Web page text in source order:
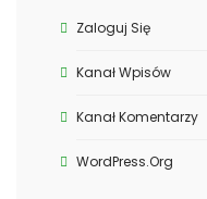
Zaloguj Się
Kanał Wpisów
Kanał Komentarzy
WordPress.org